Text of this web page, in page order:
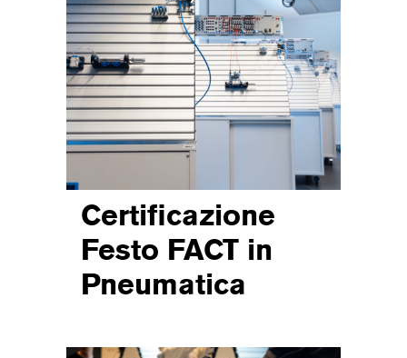
Certificazione
Festo FACT in
Pneumatica